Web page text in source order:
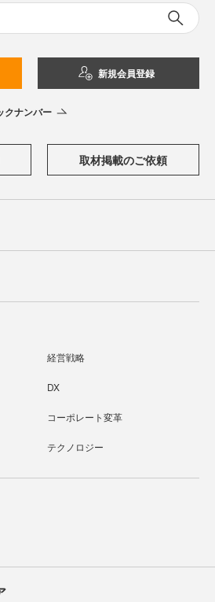
新規会員登録
クナンバー
取材掲載のご依頼
経営戦略
DX
コーポレート変革
テクノロジー